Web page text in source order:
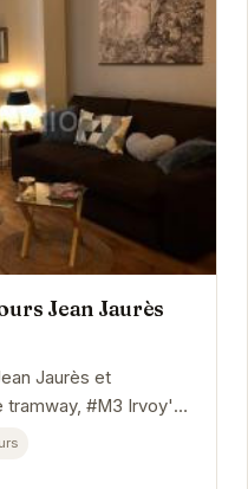
Jean Jaurès
Jaurès et
#M3 Irvoy's
confortable et...